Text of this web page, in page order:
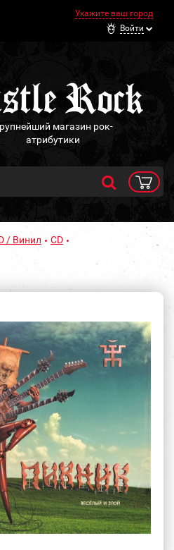
Укажите ваш город
Войти
магазин рок-
атрибутики
/ Винил
CD